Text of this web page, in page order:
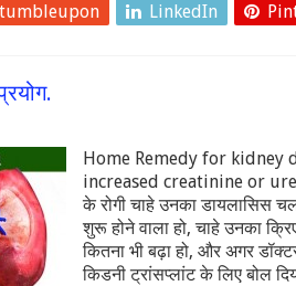
LinkedIn
Home Remedy for kidney
increased creatinine or
के रोगी चाहे उनका डायलासिस
शुरू होने वाला हो, चाहे उनका
कितना भी बढ़ा हो, और अगर
किडनी ट्रांसप्लांट के लिए बोल